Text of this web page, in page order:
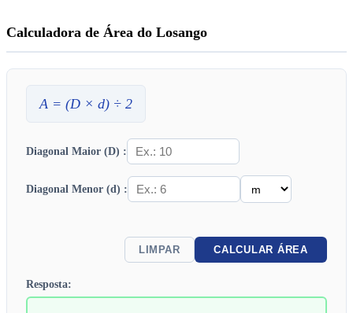
Calculadora de Área do Losango
A = (D × d) ÷ 2
Diagonal Maior (D) :
Diagonal Menor (d) :
LIMPAR CALCULAR ÁREA
Resposta: